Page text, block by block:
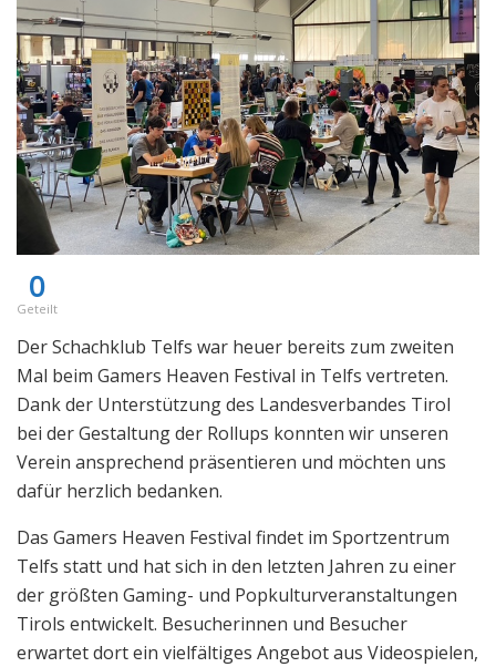
0
Geteilt
Der Schachklub Telfs war heuer bereits zum zweiten
Mal beim Gamers Heaven Festival in Telfs vertreten.
Dank der Unterstützung des Landesverbandes Tirol
bei der Gestaltung der Rollups konnten wir unseren
Verein ansprechend präsentieren und möchten uns
dafür herzlich bedanken.
Das Gamers Heaven Festival findet im Sportzentrum
Telfs statt und hat sich in den letzten Jahren zu einer
der größten Gaming- und Popkulturveranstaltungen
Tirols entwickelt. Besucherinnen und Besucher
erwartet dort ein vielfältiges Angebot aus Videospielen,